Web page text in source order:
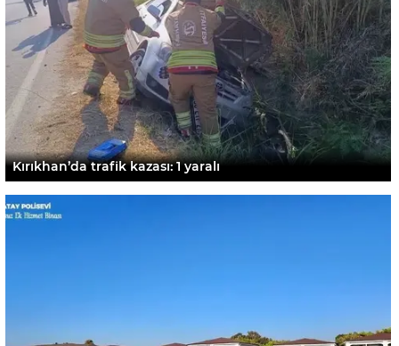
Kırıkhan’da trafik kazası: 1 yaralı